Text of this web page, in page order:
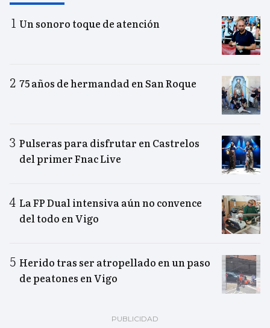
Un sonoro toque de atención
75 años de hermandad en San Roque
Pulseras para disfrutar en Castrelos
del primer Fnac Live
La FP Dual intensiva aún no convence
del todo en Vigo
Herido tras ser atropellado en un paso
de peatones en Vigo